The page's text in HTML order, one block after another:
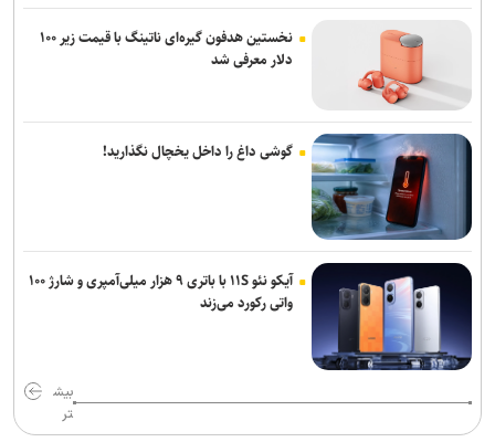
نخستین هدفون گیره‌ای ناتینگ با قیمت زیر ۱۰۰
دلار معرفی شد
گوشی داغ را داخل یخچال نگذارید!
آیکو نئو ۱۱S با باتری ۹ هزار میلی‌آمپری و شارژ ۱۰۰
واتی رکورد می‌زند
بیش
تر